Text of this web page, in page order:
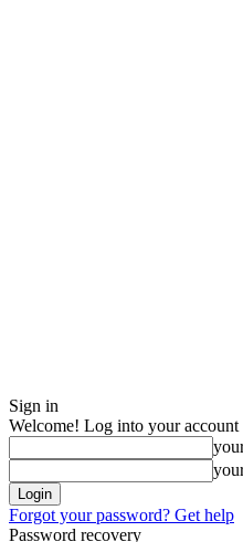
Sign in
Welcome! Log into your account
Forgot your password? Get help
Password recovery